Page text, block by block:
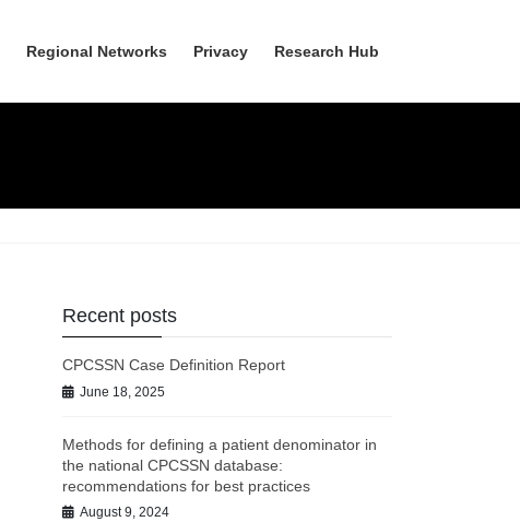
Regional Networks Privacy Research Hub
Recent posts
CPCSSN Case Definition Report
June 18, 2025
Methods for defining a patient denominator in
the national CPCSSN database:
recommendations for best practices
August 9, 2024